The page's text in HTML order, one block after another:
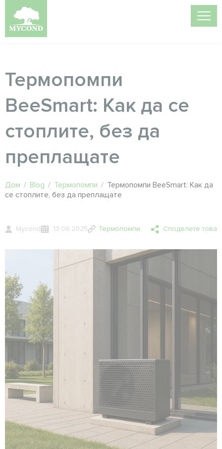
Термопомпи
BeeSmart: Как да се
стоплите, без да
преплащате
Дом / Blog / Термопомпи / Термопомпи BeeSmart: Как да
се стоплите, без да преплащате
Mycond 13.06.2025 Термопомпи Споделете това